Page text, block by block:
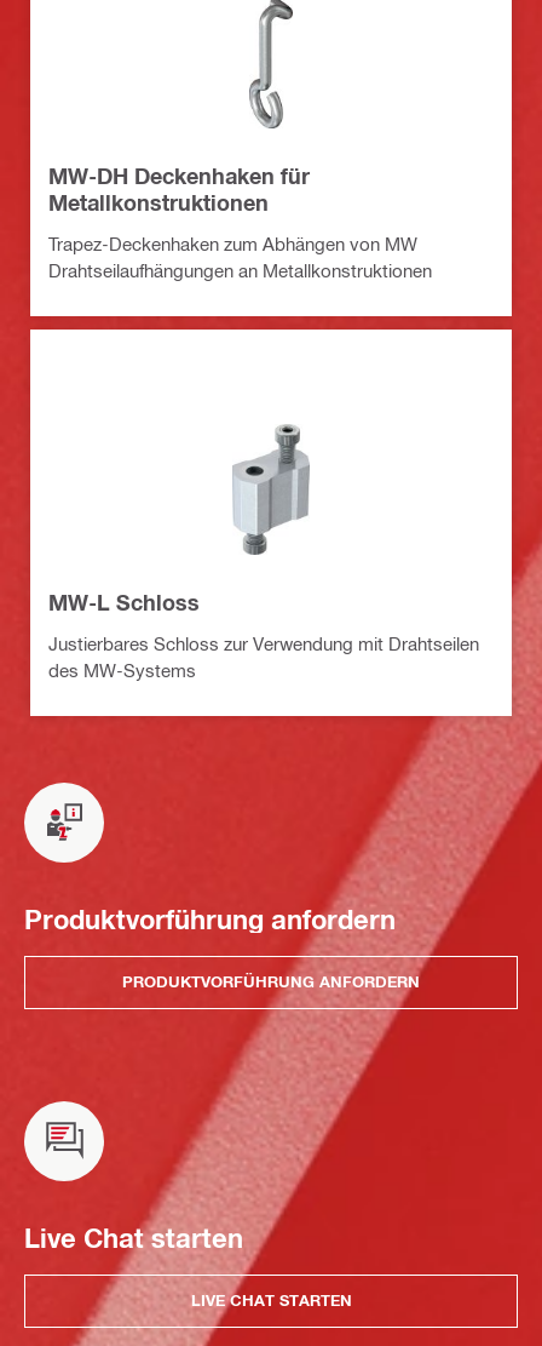
MW-DH Deckenhaken für
Metallkonstruktionen
Trapez-Deckenhaken zum Abhängen von MW
Drahtseilaufhängungen an Metallkonstruktionen
MW-L Schloss
Justierbares Schloss zur Verwendung mit Drahtseilen
des MW-Systems
Produktvorführung anfordern
PRODUKTVORFÜHRUNG ANFORDERN
Live Chat starten
LIVE CHAT STARTEN